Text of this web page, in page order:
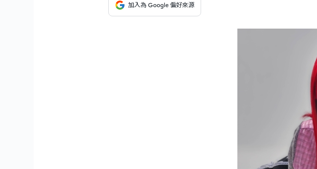
加入為 Google 偏好來源